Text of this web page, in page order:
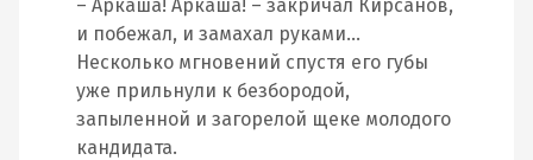
– Аркаша! Аркаша! – закричал Кирсанов,
и побежал, и замахал руками…
Несколько мгновений спустя его губы
уже прильнули к безбородой,
запыленной и загорелой щеке молодого
кандидата.